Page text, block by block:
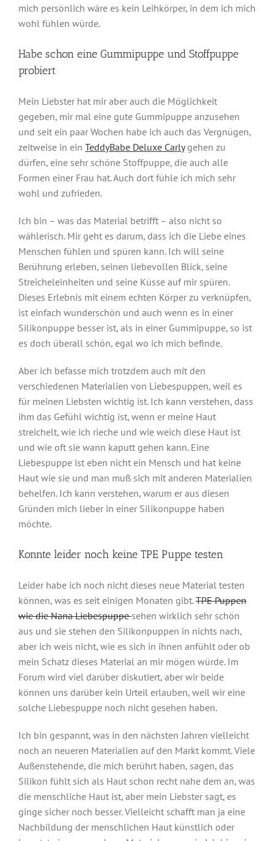
mich persönlich wäre es kein Leihkörper, in dem ich mich
wohl fühlen würde.
Habe schon eine Gummipuppe und Stoffpuppe
probiert
Mein Liebster hat mir aber auch die Möglichkeit
gegeben, mir mal eine gute Gummipuppe anzusehen
und seit ein paar Wochen habe ich auch das Vergnügen,
zeitweise in ein TeddyBabe Deluxe Carlygehen zu
dürfen, eine sehr schöne Stoffpuppe, die auch alle
Formen einer Frau hat. Auch dort fühle ich mich sehr
wohl und zufrieden.
Ich bin – was das Material betrifft – also nicht so
wählerisch. Mir geht es darum, dass ich die Liebe eines
Menschen fühlen und spüren kann. Ich will seine
Berührung erleben, seinen liebevollen Blick, seine
Streicheleinheiten und seine Küsse auf mir spüren.
Dieses Erlebnis mit einem echten Körper zu verknüpfen,
ist einfach wunderschön und auch wenn es in einer
Silikonpuppe besser ist, als in einer Gummipuppe, so ist
es doch überall schön, egal wo ich mich befinde.
Aber ich befasse mich trotzdem auch mit den
verschiedenen Materialien von Liebespuppen, weil es
für meinen Liebsten wichtig ist. Ich kann verstehen, dass
ihm das Gefühl wichtig ist, wenn er meine Haut
streichelt, wie ich rieche und wie weich diese Haut ist
und wie oft sie wann kaputt gehen kann. Eine
Liebespuppe ist eben nicht ein Mensch und hat keine
Haut wie sie und man muß sich mit anderen Materialien
behelfen. Ich kann verstehen, warum er aus diesen
Gründen mich lieber in einer Silikonpuppe haben
möchte.
Konnte leider noch keine TPE Puppe testen
Leider habe ich noch nicht dieses neue Material testen
können, was es seit einigen Monaten gibt.TPE Puppen
wie die Nana Liebespuppesehen wirklich sehr schön
aus und sie stehen den Silikonpuppen in nichts nach,
aber ich weis nicht, wie es sich in ihnen anfühlt oder ob
mein Schatz dieses Material an mir mögen würde. Im
Forum wird viel darüber diskutiert, aber wir beide
können uns darüber kein Urteil erlauben, weil wir eine
solche Liebespuppe noch nicht gesehen haben.
Ich bin gespannt, was in den nächsten Jahren vielleicht
noch an neueren Materialien auf den Markt kommt. Viele
Außenstehende, die mich berührt haben, sagen, das
Silikon fühlt sich als Haut schon recht nahe dem an, was
die menschliche Haut ist, aber mein Liebster sagt, es
ginge sicher noch besser. Vielleicht schafft man ja eine
Nachbildung der menschlichen Haut künstlich oder